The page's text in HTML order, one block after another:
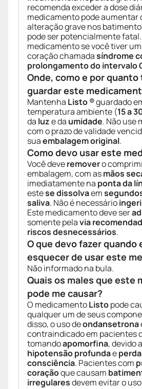
recomenda exceder a dose
medicamento pode aumentar
alteração grave nos
pode ser potencialmente
medicamento se você tiver
coração chamadasíndrome
prolongamento do intervalo
Onde, como e por
guardar este
Mantenha Listo ®guardado
temperatura ambiente (15 a
da luze da umidade. Não use
com o prazo de validade
suaembalagem original.
Como devo usar este
Você deveremovero
embalagem, com asmãos
imediatamente na ponta da
estese dissolvaem
saliva. Não é necessário
Este medicamento deve ser
somente pelavia
riscos desnecessários.
O que devo fazer quando
esquecer de usar este
Não informado na bula.
Quais os males que este
pode me causar?
O medicamentoListopode
qualquer um de seus
disso, o uso deondansetrona
contraindicado em pacientes
tomandoapomorfina, devido
hipotensão profundae
consciência. Pacientes com
coraçãoque causam
irregularesdevem evitar o